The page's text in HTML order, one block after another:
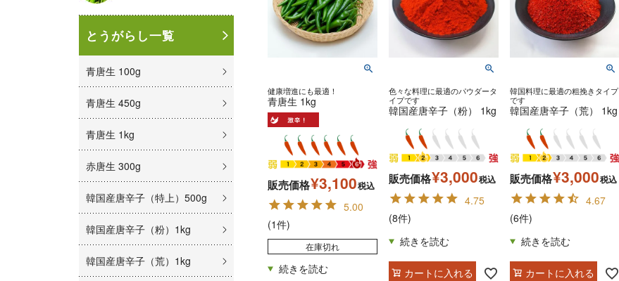
とうがらし一覧
青唐生 100g
青唐生 450g
青唐生 1kg
赤唐生 300g
韓国産唐辛子（特上）500g
韓国産唐辛子（粉）1kg
韓国産唐辛子（荒）1kg
健康増進にも最適！
青唐生 1kg
販売価格¥3,100税込
5.00
(1件)
在庫切れ
色々な料理に最適のパウダータ
イプです
韓国産唐辛子（粉） 1kg
販売価格¥3,000税込
4.75
(8件)
カートに入れる
韓国料理に最適の粗挽きタイプ
です
韓国産唐辛子（荒） 1kg
販売価格¥3,000税込
4.67
(6件)
カートに入れる